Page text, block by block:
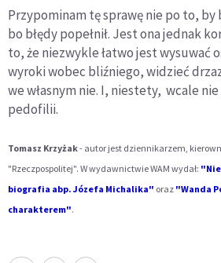
Przypominam tę sprawę nie po to, by
bo błędy popełnił. Jest ona jednak
to, że niezwykle łatwo jest wysuwać
wyroki wobec bliźniego, widzieć
we własnym nie. I, niestety, wcale
pedofilii.
Tomasz Krzyżak- autor jest dziennikarzem,
"Rzeczpospolitej". W wydawnictwie WAM wydał:
biografia abp. Józefa Michalika" oraz "Wanda
charakterem".